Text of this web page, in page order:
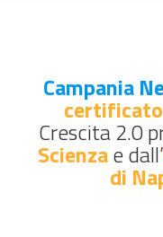
Campania
certificato
Crescita 2.0
Scienzae dall’
di